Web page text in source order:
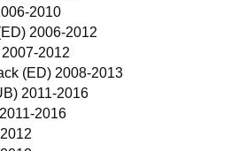
2010
2006-2012
2012
(ED) 2008-2013
2011-2016
2016